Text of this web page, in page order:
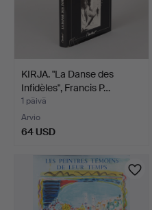
KIRJA. "La Danse des
Infidèles", Francis P…
1 päivä
Arvio
64 USD